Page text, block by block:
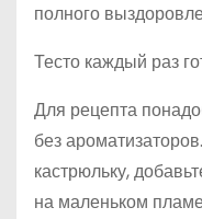
полного
Тесто каждый раз
Для рецепта
без
кастрюльку,
на маленьком